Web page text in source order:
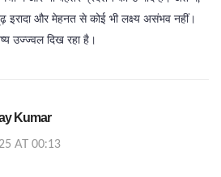
इरादा और मेहनत से कोई भी लक्ष्य असंभव नहीं।
उज्ज्वल दिख रहा है।
Kumar
AT 00:13